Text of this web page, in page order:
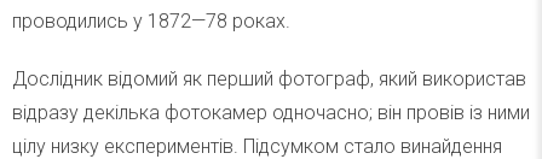
проводились у 1872—78 роках.
Дослідник відомий як перший фотограф, який використав
відразу декілька фотокамер одночасно; він провів із ними
цілу низку експериментів. Підсумком стало винайдення